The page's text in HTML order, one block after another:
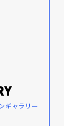
ギャラリー